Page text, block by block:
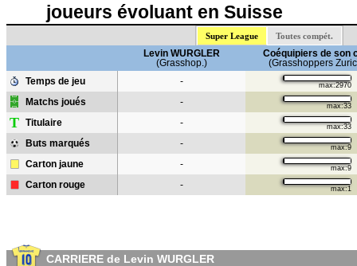
joueurs évoluant en Suisse
Super League Toutes compét.
Levin WURGLER
(Grasshop.)
Coéquipiers de son
(Grasshoppers
Temps de jeu
- max:2970
Matchs joués - max:33
T Titulaire - max:33
Buts marqués - max:9
Carton jaune - max:9
Carton rouge - max:1
CARRIERE de Levin WURGLER